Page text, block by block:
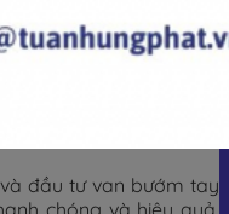
đầu tư van bướm tay